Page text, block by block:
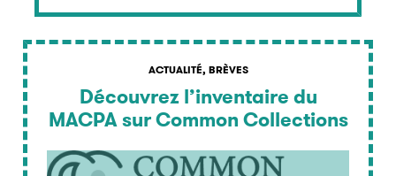
ACTUALITÉ, BRÈVES
Découvrez l’inventaire du
MACPA sur Common Collections